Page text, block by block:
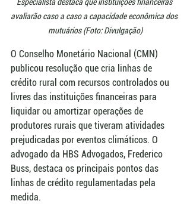
avaliarão caso a caso a capacidade econômica dos
mutuários (Foto: Divulgação)
O Conselho Monetário Nacional (CMN)
publicou resolução que cria linhas de
crédito rural com recursos controlados ou
livres das instituições financeiras para
liquidar ou amortizar operações de
produtores rurais que tiveram atividades
prejudicadas por eventos climáticos. O
advogado da HBS Advogados, Frederico
Buss, destaca os principais pontos das
linhas de crédito regulamentadas pela
medida.